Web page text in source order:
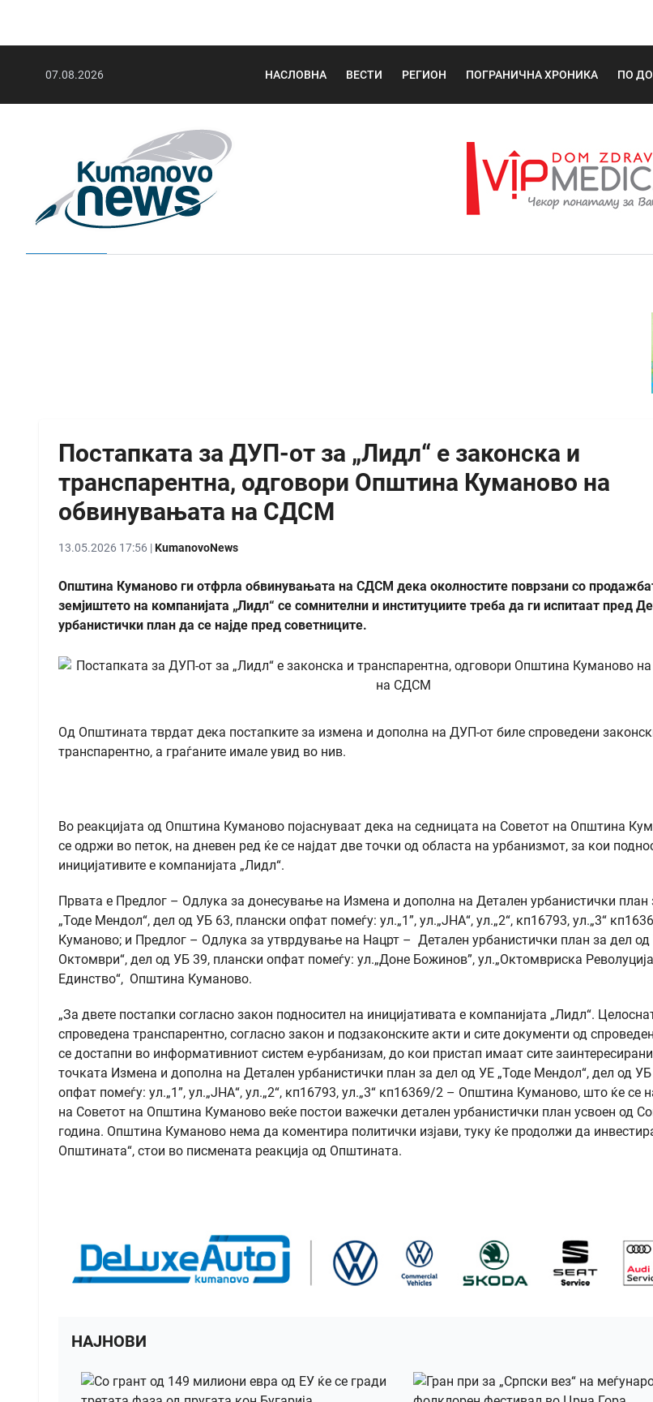
07.08.2026 НАСЛОВНА ВЕСТИ РЕГИОН ПОГРАНИЧНА ХРОНИКА ПО
Постапката за ДУП-от за „Лидл“ е законска и
транспарентна, одговори Општина Куманово на
обвинувањата на СДСМ
13.05.2026 17:56 |KumanovoNews
Општина Куманово ги отфрла обвинувањата на СДСМ дека околностите поврзани со
земјиштето на компанијата „Лидл“ се сомнителни и институциите треба да ги испитаат пред
урбанистички план да се најде пред советниците.
Од Општината тврдат дека постапките за измена и дополна на ДУП-от биле спроведени
транспарентно, а граѓаните имале увид во нив.
Во реакцијата од Општина Куманово појаснуваат дека на седницата на Советот на Општина
се одржи во петок, на дневен ред ќе се најдат две точки од областа на урбанизмот, за кои
иницијативите е компанијата „Лидл“.
Првата е Предлог – Одлука за донесување на Измена и дополна на Детален урбанистички план
„Тоде Мендол“, дел од УБ 63, плански опфат помеѓу: ул.„1”, ул.„ЈНА“, ул.„2“, кп16793, ул.„3“
Куманово; и Предлог – Одлука за утврдување на Нацрт – Детален урбанистички план за дел од
Октомври“, дел од УБ 39, плански опфат помеѓу: ул.„Доне Божинов”, ул.„Октомвриска
Единство“, Општина Куманово.
„За двете постапки согласно закон подносител на иницијативата е компанијата „Лидл“.
спроведена транспарентно, согласно закон и подзаконските акти и сите документи од
се достапни во информативниот систем е-урбанизам, до кои пристап имаат сите
точката Измена и дополна на Детален урбанистички план за дел од УЕ „Тоде Мендол“, дел од
опфат помеѓу: ул.„1”, ул.„ЈНА“, ул.„2“, кп16793, ул.„3“ кп16369/2 – Општина Куманово, што ќе се
на Советот на Општина Куманово веќе постои важечки детален урбанистички план усвоен од
година. Општина Куманово нема да коментира политички изјави, туку ќе продолжи да
Општината“, стои во писмената реакција од Општината.
НАЈНОВИ